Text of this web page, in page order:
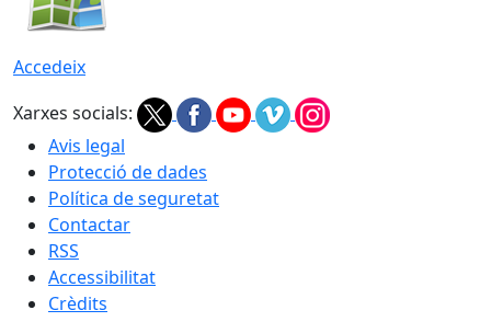
Accedeix
Xarxes socials:
Avis legal
Protecció de dades
Política de seguretat
Contactar
RSS
Accessibilitat
Crèdits